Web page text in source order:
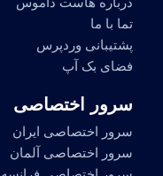
تما با ما
پشتیبانی وردپرس
فضای بک آپ
سرور اختصاصی
سرور اختصاصی ایران
سرور اختصاصی آلمان